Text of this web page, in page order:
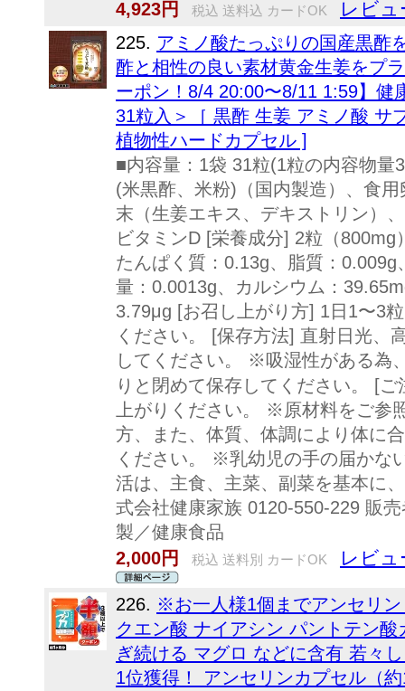
4,923円
税込 送料込 カードOK レビュ
225. アミノ酸たっぷりの国産黒酢
酢と相性の良い素材黄金生姜をプ
ーポン！8/4 20:00〜8/11 1:59】健
31粒入＞［ 黒酢 生姜 アミノ酸 サ
植物性ハードカプセル ]
■内容量：1袋 31粒(1粒の内容物
(米黒酢、米粉)（国内製造）、食
末（生姜エキス、デキストリン）
ビタミンD [栄養成分] 2粒（
たんぱく質：0.13g、脂質：
量：0.0013g、カルシウム：
3.79μg [お召し上がり方] 1日1〜3
ください。 [保存方法] 直射日光、
してください。 ※吸湿性がある為
りと閉めて保存してください。 [
上がりください。 ※原材料をご参
方、また、体質、体調により体に
ください。 ※乳幼児の手の届かな
活は、主食、主菜、副菜を基本に
式会社健康家族 0120-550-229 販
製／健康食品
2,000円
税込 送料別 カードOK レビュ
226. ※お一人様1個までアンセリ
クエン酸 ナイアシン パントテン
ぎ続ける マグロ などに含有 若々
1位獲得！ アンセリンカプセル（